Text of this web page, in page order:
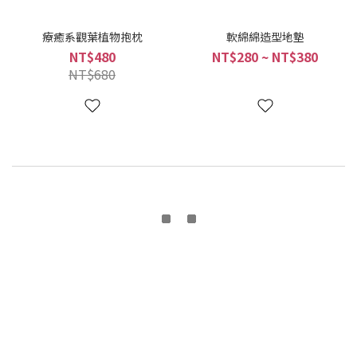
療癒系觀葉植物抱枕
NT$480
NT$680
軟綿綿造型地墊
NT$280 ~ NT$380